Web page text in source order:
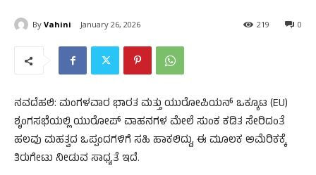
By Vahini January 26, 2026 0
219
ನವದೆಹಲಿ: ಮಂಗಳವಾರ ಭಾರತ ಮತ್ತು ಯುರೋಪಿಯನ್ ಒಕ್ಕೂಟ (EU)
ಶೃಂಗಸಭೆಯಲ್ಲಿ ಯುರೋಪ್ ವಾಹನಗಳ ಮೇಲೆ ಸುಂಕ ಕಡಿತ ಸೇರಿದಂತೆ
ಹಲವು ಮಹತ್ವದ ಒಪ್ಪಂದಗಳಿಗೆ ಸಹಿ ಹಾಕಲಿದ್ದು, ಈ ಮೂಲಕ ಅಮೆರಿಕಕ್ಕೆ
ತಿರುಗೇಟು ನೀಡುವ ಸಾಧ್ಯತೆ ಇದೆ.